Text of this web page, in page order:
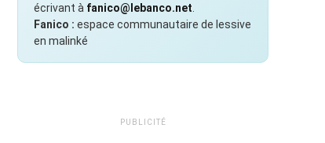
écrivant à fanico@lebanco.net
Fanico : espace communautaire de lessive
en malinké
PUBLICITÉ